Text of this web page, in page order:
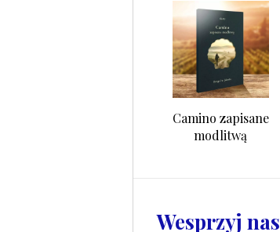
Camino zapisane
modlitwą
Wesprzyj nas